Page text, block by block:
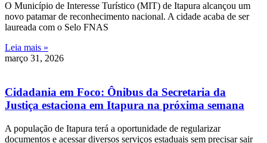
O Município de Interesse Turístico (MIT) de Itapura alcançou um
novo patamar de reconhecimento nacional. A cidade acaba de ser
laureada com o Selo FNAS
Leia mais »
março 31, 2026
Cidadania em Foco: Ônibus da Secretaria da
Justiça estaciona em Itapura na próxima semana
A população de Itapura terá a oportunidade de regularizar
documentos e acessar diversos serviços estaduais sem precisar sair